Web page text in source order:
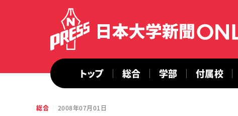
トップ 総合 学部 付属校
総合 2008年07月01日